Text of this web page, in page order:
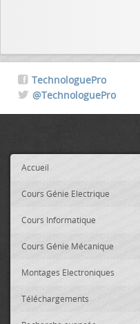
TechnologuePro
@TechnologuePro
Accueil
Cours Génie Electrique
Cours Informatique
Cours Génie Mécanique
Montages Electroniques
Téléchargements